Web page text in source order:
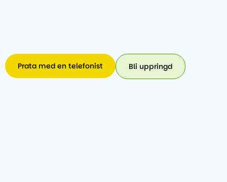
Prata med en telefonist Bli uppringd